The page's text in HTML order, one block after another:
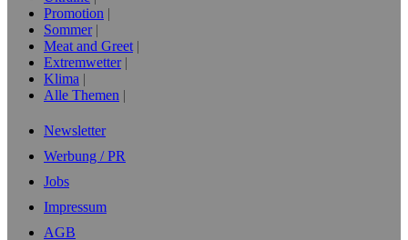
Promotion
Sommer
Meat and Greet
Extremwetter
Klima
Alle Themen
Newsletter
Werbung / PR
Jobs
Impressum
AGB